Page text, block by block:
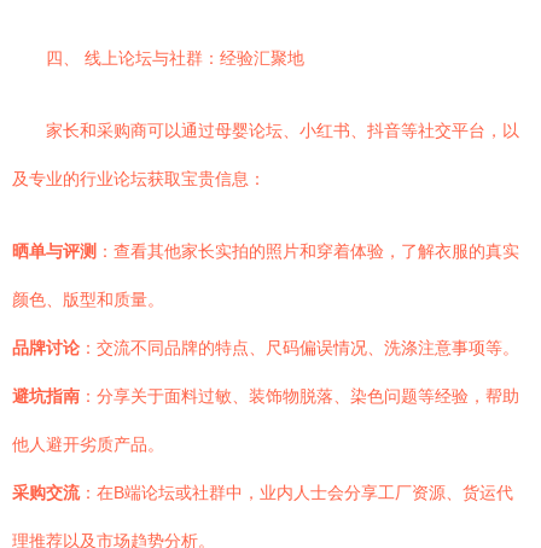
四、 线上论坛与社群：经验汇聚地
家长和采购商可以通过母婴论坛、小红书、抖音等社交平台，以
及专业的行业论坛获取宝贵信息：
晒单与评测 ：查看其他家长实拍的照片和穿着体验，了解衣服的真实
颜色、版型和质量。
品牌讨论 ：交流不同品牌的特点、尺码偏误情况、洗涤注意事项等。
避坑指南 ：分享关于面料过敏、装饰物脱落、染色问题等经验，帮助
他人避开劣质产品。
采购交流：在B端论坛或社群中，业内人士会分享工厂资源、货运代
理推荐以及市场趋势分析。